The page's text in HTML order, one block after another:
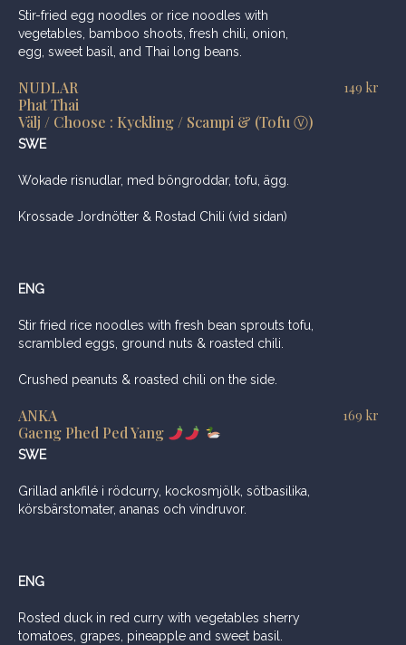
Stir-fried egg noodles or rice noodles with
vegetables, bamboo shoots, fresh chili, onion,
egg, sweet basil, and Thai long beans.
NUDLAR
Phat Thai
Välj / Choose : Kyckling / Scampi & (Tofu Ⓥ)
SWE
Wokade risnudlar, med böngroddar, tofu, ägg.
Krossade Jordnötter & Rostad Chili (vid sidan)
ENG
Stir fried rice noodles with fresh bean sprouts tofu,
scrambled eggs, ground nuts & roasted chili.
Crushed peanuts & roasted chili on the side.
149 kr
ANKA
Gaeng Phed Ped Yang
SWE
Grillad ankfilé i rödcurry, kockosmjölk, sötbasilika,
körsbärstomater, ananas och vindruvor.
ENG
Rosted duck in red curry with vegetables sherry
tomatoes, grapes, pineapple and sweet basil.
169 kr